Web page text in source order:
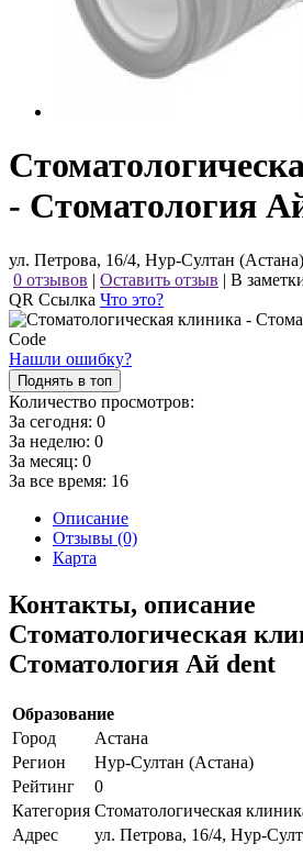
- Стоматология
ул. Петрова, 16/4, Нур-Султан
0 отзывов | Оставить отзыв | В
QR Ссылка Что это?
Нашли ошибку?
Поднять в топ
Количество просмотров:
За сегодня: 0
За неделю: 0
За месяц: 0
За все время: 16
Описание
Отзывы (0)
Карта
Контакты, описание
Стоматологическая
Стоматология Ай dent
Образование
Город
Астана
Регион
Нур-Султан (Астана)
Рейтинг
0
Категория Стоматологическая
Адрес
ул. Петрова, 16/4, Нур-